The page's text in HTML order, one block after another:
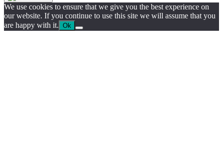
We use cookies to ensure that we give you the best experience on
our website. If you continue to use this site we will assume that you
are happy with it. Ok